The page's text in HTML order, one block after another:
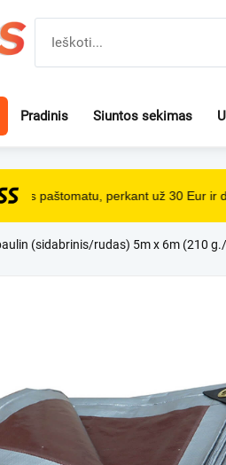
Pradinis Siuntos sekimas
paštomatu, perkant už 30 Eur ir
(sidabrinis/rudas) 5m x 6m (210